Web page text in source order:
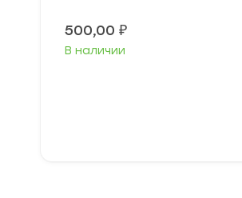
500,00 ₽
В наличии